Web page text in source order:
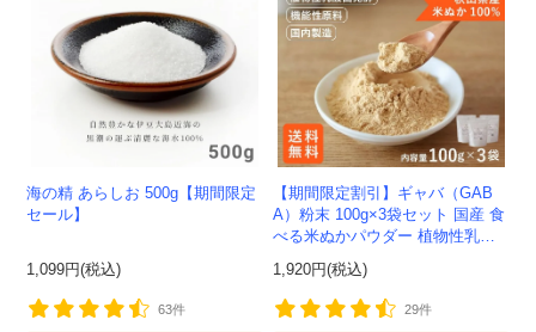
海の精 あらしお 500g【期間限定
セール】
1,099円(税込)
63件
【期間限定割引】ギャバ（GAB
A）粉末 100g×3袋セット 国産 食
べる米ぬかパウダー 植物性乳酸
菌発酵 -かわしま屋- 【送料無
料】*メール便での発送...
1,920円(税込)
29件